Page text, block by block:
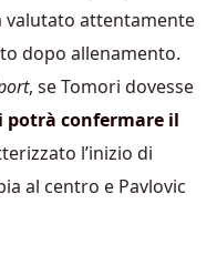
valutato attentamente
dopo allenamento.
, se Tomori dovesse
potrà confermare il
l’inizio di
al centro e Pavlovic